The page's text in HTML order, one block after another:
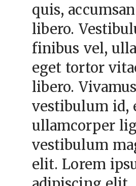
quis,
libero.
finibus vel,
eget tortor
libero.
vestibulum id,
ullamcorper
vestibulum
elit. Lorem